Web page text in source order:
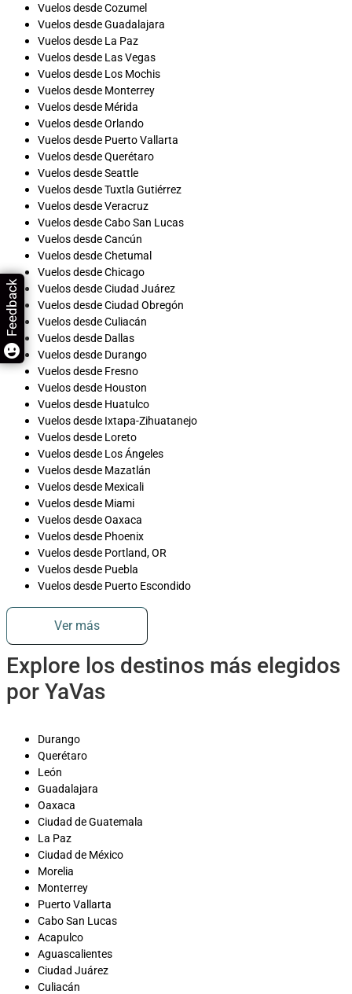
Vuelos desde Cozumel
Vuelos desde Guadalajara
Vuelos desde La Paz
Vuelos desde Las Vegas
Vuelos desde Los Mochis
Vuelos desde Monterrey
Vuelos desde Mérida
Vuelos desde Orlando
Vuelos desde Puerto Vallarta
Vuelos desde Querétaro
Vuelos desde Seattle
Vuelos desde Tuxtla Gutiérrez
Vuelos desde Veracruz
Vuelos desde Cabo San Lucas
Vuelos desde Cancún
Vuelos desde Chetumal
Vuelos desde Chicago
Vuelos desde Ciudad Juárez
Vuelos desde Ciudad Obregón
Vuelos desde Culiacán
Vuelos desde Dallas
Vuelos desde Durango
Vuelos desde Fresno
Vuelos desde Houston
Vuelos desde Huatulco
Vuelos desde Ixtapa-Zihuatanejo
Vuelos desde Loreto
Vuelos desde Los Ángeles
Vuelos desde Mazatlán
Vuelos desde Mexicali
Vuelos desde Miami
Vuelos desde Oaxaca
Vuelos desde Phoenix
Vuelos desde Portland, OR
Vuelos desde Puebla
Vuelos desde Puerto Escondido
Ver más
Explore los destinos más elegidos
por YaVas
Durango
Querétaro
León
Guadalajara
Oaxaca
Ciudad de Guatemala
La Paz
Ciudad de México
Morelia
Monterrey
Puerto Vallarta
Cabo San Lucas
Acapulco
Aguascalientes
Ciudad Juárez
Culiacán
Feedback